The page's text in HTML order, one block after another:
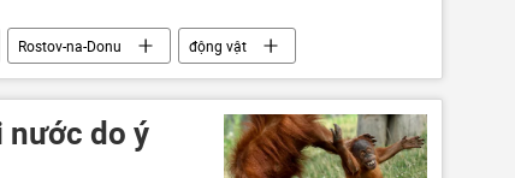
Rostov-na-Donu động vật
nước do ý